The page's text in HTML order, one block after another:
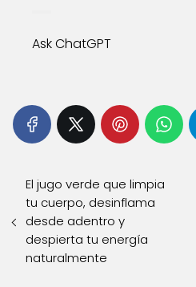
Ask ChatGPT
El jugo verde que limpia
tu cuerpo, desinflama
desde adentro y
despierta tu energía
naturalmente